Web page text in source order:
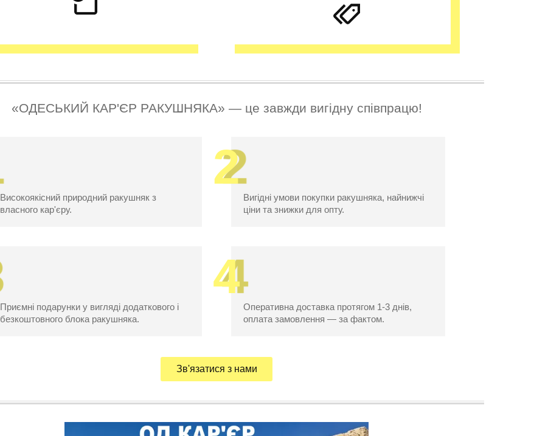
«ОДЕСЬКИЙ КАР'ЄР РАКУШНЯКА» — це завжди вигідну співпрацю!
Високоякісний природний ракушняк з
власного кар'єру.
2
Вигідні умови покупки ракушняка, найнижчі
ціни та знижки для опту.
Приємні подарунки у вигляді додаткового і
безкоштовного блока ракушняка.
4
Оперативна доставка протягом 1-3 днів,
оплата замовлення — за фактом.
Зв'язатися з нами